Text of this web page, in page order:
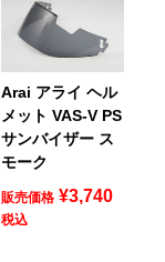
Arai アライ ヘル
メット VAS-V PS
サンバイザー ス
モーク
販売価格 ¥3,740
税込